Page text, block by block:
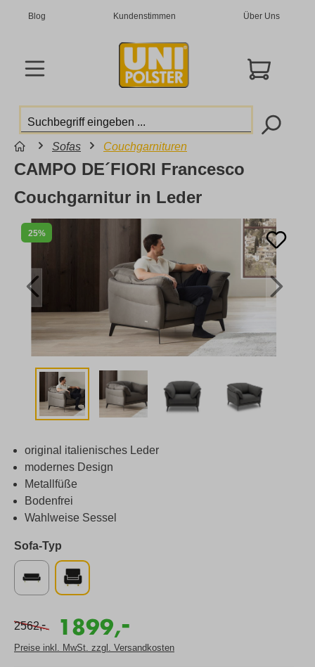
Blog Kundenstimmen Über Uns
Sofas Couchgarnituren
25%
CAMPO DE´FIORI Francesco
Couchgarnitur in Leder
original italienisches Leder
modernes Design
Metallfüße
Bodenfrei
Wahlweise Sessel
Sofa-Typ
2562,- 1899,
-
Preise inkl. MwSt. zzgl. Versandkosten